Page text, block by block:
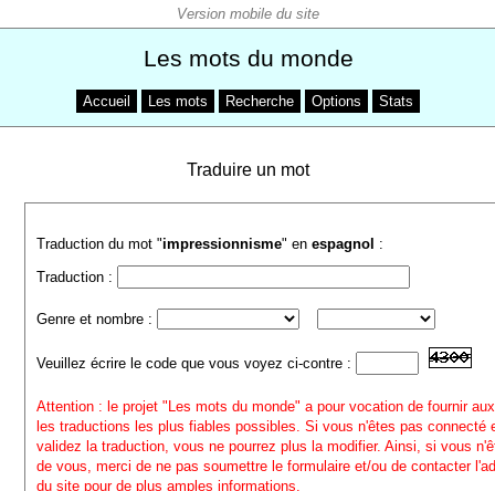
Les mots du monde
Accueil Les mots Recherche Options Stats
Traduire un mot
Traduction du mot "impressionnisme" enespagnol :
Traduction :
Genre et nombre :
Veuillez écrire le code que vous voyez ci-contre :
Attention : le projet "Les mots du monde" a pour vocation de fournir
les traductions les plus fiables possibles. Si vous n'êtes pas connecté
validez la traduction, vous ne pourrez plus la modifier. Ainsi, si vous
de vous, merci de ne pas soumettre le formulaire et/ou de contacter
du site pour de plus amples informations.